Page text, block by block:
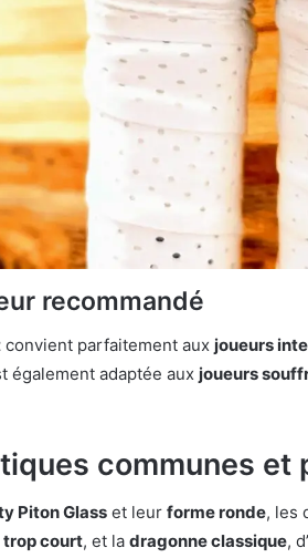
recommandé
convient parfaitement aux joueurs
également adaptée aux joueurs
communes et
Piton Glass et leur forme ronde, les
trop court, et la dragonne classique,